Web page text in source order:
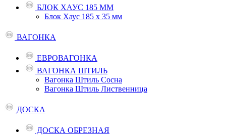
БЛОК ХАУС 185 ММ
Блок Хаус 185 х 35 мм
ВАГОНКА
ЕВРОВАГОНКА
ВАГОНКА ШТИЛЬ
Вагонка Штиль Сосна
Вагонка Штиль Лиственница
ДОСКА
ДОСКА ОБРЕЗНАЯ